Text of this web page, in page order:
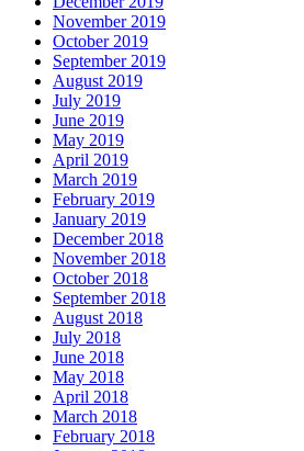
November 2019
October 2019
September 2019
August 2019
July 2019
June 2019
May 2019
April 2019
March 2019
February 2019
January 2019
December 2018
November 2018
October 2018
September 2018
August 2018
July 2018
June 2018
May 2018
April 2018
March 2018
February 2018